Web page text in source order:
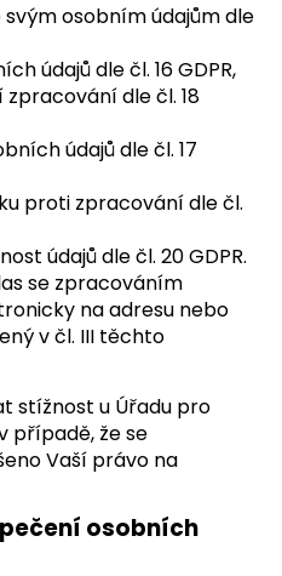
osobním údajům dle
údajů dle čl. 16 GDPR,
dle čl. 18
údajů dle čl. 17
proti zpracování dle čl.
údajů dle čl. 20 GDPR.
se zpracováním
na adresu nebo
v čl. III těchto
stížnost u Úřadu pro
případě, že se
Vaší právo na
osobních